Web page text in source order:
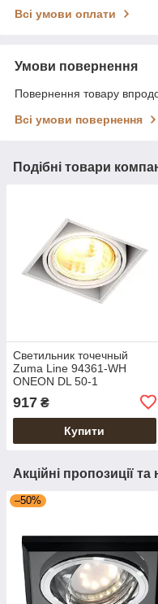
Всі умови оплати
Умови повернення
Повернення товару
Всі умови повернення
Подібні товари
Светильник точечный
Zuma Line 94361-WH
ONEON DL 50-1
917 ₴
Купити
Акційні пропозиції
–50%